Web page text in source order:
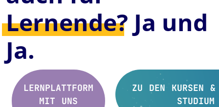
Lernende? Ja und
Ja.
LERNPLATTFORM
MIT UNS
ZU DEN KURSEN
STUDIUM